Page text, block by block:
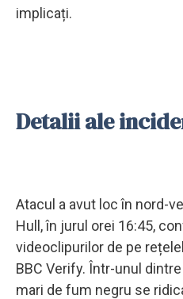
implicați.
Detalii ale
Atacul a avut loc în nord-
Hull, în jurul orei 16:45,
videoclipurilor de pe
BBC Verify. Într-unul
mari de fum negru se